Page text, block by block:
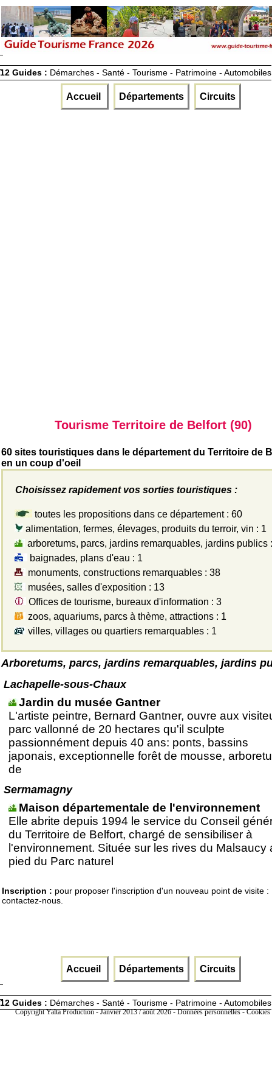
12 Guides : Démarches - Santé - Tourisme - Patrimoine - Automobiles
Accueil Départements Circuits
Tourisme Territoire de Belfort (90)
60 sites touristiques dans le département du Territoire de
en un coup d'oeil
Choisissez rapidement vos sorties touristiques :
toutes les propositions dans ce département : 60
alimentation, fermes, élevages, produits du terroir, vin : 1
arboretums, parcs, jardins remarquables, jardins publics
baignades, plans d'eau : 1
monuments, constructions remarquables : 38
musées, salles d'exposition : 13
Offices de tourisme, bureaux d'information : 3
zoos, aquariums, parcs à thème, attractions : 1
villes, villages ou quartiers remarquables : 1
Arboretums, parcs, jardins remarquables, jardins
Lachapelle-sous-Chaux
Jardin du musée Gantner
L'artiste peintre, Bernard Gantner, ouvre aux
parc vallonné de 20 hectares qu'il sculpte
passionnément depuis 40 ans: ponts, bassins
japonais, exceptionnelle forêt de mousse,
de
Sermamagny
Maison départementale de l'environnement
Elle abrite depuis 1994 le service du Conseil
du Territoire de Belfort, chargé de sensibiliser à
l'environnement. Située sur les rives du Malsaucy
pied du Parc naturel
Inscription : pour proposer l'inscription d'un nouveau point de visite :
contactez-nous.
Accueil Départements Circuits
12 Guides : Démarches - Santé - Tourisme - Patrimoine - Automobiles
Copyright Yalta Production - Janvier 2013 / août 2026 -Données personnelles -